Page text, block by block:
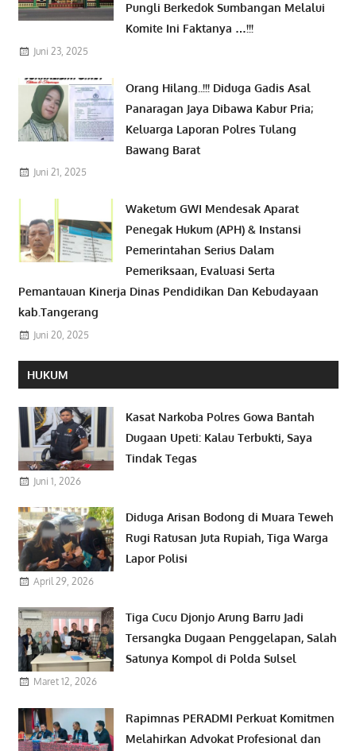
Pungli Berkedok Sumbangan Melalui
Komite Ini Faktanya …!!!
Juni 23, 2025
Orang Hilang..!!! Diduga Gadis Asal
Panaragan Jaya Dibawa Kabur Pria;
Keluarga Laporan Polres Tulang
Bawang Barat
Juni 21, 2025
Waketum GWI Mendesak Aparat
Penegak Hukum (APH) & Instansi
Pemerintahan Serius Dalam
Pemeriksaan, Evaluasi Serta
Pemantauan Kinerja Dinas Pendidikan Dan Kebudayaan
kab.Tangerang
Juni 20, 2025
HUKUM
Kasat Narkoba Polres Gowa Bantah
Dugaan Upeti: Kalau Terbukti, Saya
Tindak Tegas
Juni 1, 2026
Diduga Arisan Bodong di Muara Teweh
Rugi Ratusan Juta Rupiah, Tiga Warga
Lapor Polisi
April 29, 2026
Tiga Cucu Djonjo Arung Barru Jadi
Tersangka Dugaan Penggelapan, Salah
Satunya Kompol di Polda Sulsel
Maret 12, 2026
Rapimnas PERADMI Perkuat Komitmen
Melahirkan Advokat Profesional dan